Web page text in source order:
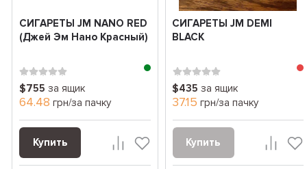
СИГАРЕТЫ JM NANO RED
(Джей Эм Нано Красный)
$755 за ящик
64.48 грн/за пачку
Купить
СИГАРЕТЫ JM DEMI
BLACK
$435 за ящик
37.15 грн/за пачку
Купить